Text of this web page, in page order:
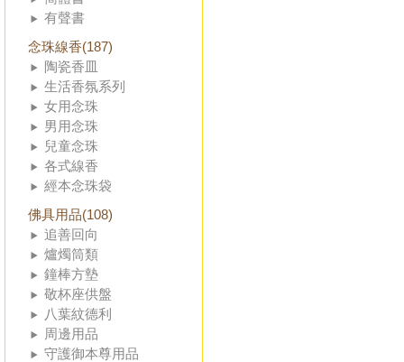
有聲書
念珠線香(187)
陶瓷香皿
生活香氛系列
女用念珠
男用念珠
兒童念珠
各式線香
經本念珠袋
佛具用品(108)
追善回向
爐燭筒類
鐘棒方墊
敬杯座供盤
八葉紋德利
周邊用品
守護御本尊用品